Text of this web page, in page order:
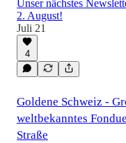
Unser nächstes
2. August!
Juli 21
4
Goldene Schweiz -
weltbekanntes
Straße